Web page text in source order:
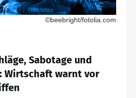
©beebright/fotolia.com
Sabotage und
Wirtschaft warnt vor